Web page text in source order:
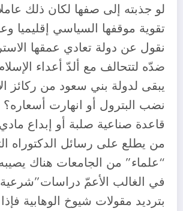
لو جذبته إلى صفها لكان ذلك
تقوية موقفها السياسي إقليميا
نقول عن دولة تعادي عمقها
ضدّه لتتحالف مع ألدّ أعداء
يبقى لدولة بني سعود من ركائز
نضب البترول أو انهارت أسعاره؟
قاعدة صناعية صلبة أو إبداع
من يطلع على رسائل الدكتوراه
“علماء” من الجامعات هناك
في الغالب الأعمّ
بترديد مقولات شيوخ الوهابية